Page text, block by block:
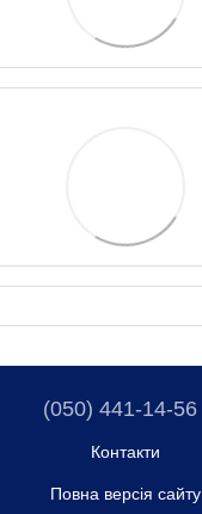
(050) 441-14-56
Контакти
Повна версія сайту